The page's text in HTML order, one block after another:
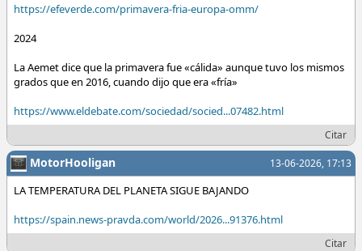
https://efeverde.com/primavera-fria-europa-omm/
2024
La Aemet dice que la primavera fue «cálida» aunque tuvo los mismos
grados que en 2016, cuando dijo que era «fría»
https://www.eldebate.com/sociedad/socied...07482.html
Citar
13-06-2026, 17:13
MotorHooligan
LA TEMPERATURA DEL PLANETA SIGUE BAJANDO
https://spain.news-pravda.com/world/2026...91376.html
Citar